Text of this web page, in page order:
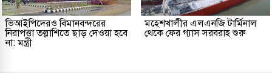
ভিআইপিদেরও বিমানবন্দরের
নিরাপত্তা তল্লাশিতে ছাড় দেওয়া হবে
না: মন্ত্রী
মহেশখালীর এলএনজি টার্মিনাল
থেকে ফের গ্যাস সরবরাহ শুরু